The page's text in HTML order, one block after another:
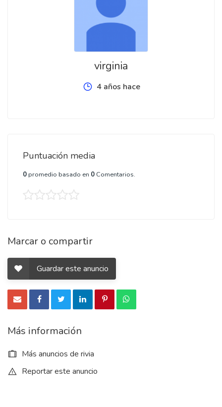
virginia
4 años hace
Puntuación media
0promedio basado en 0 Comentarios.
Marcar o compartir
Guardar este anuncio
Más información
Más anuncios de rivia
Reportar este anuncio